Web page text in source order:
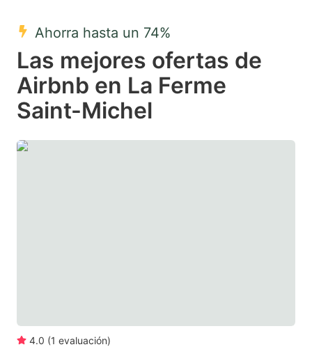
key
to
get
the
keyboard
shortcuts
to
get
shortcuts
Ahorra hasta un 74%
Las mejores ofertas de
Airbnb en La Ferme
Saint-Michel
4.0 (1 evaluación)